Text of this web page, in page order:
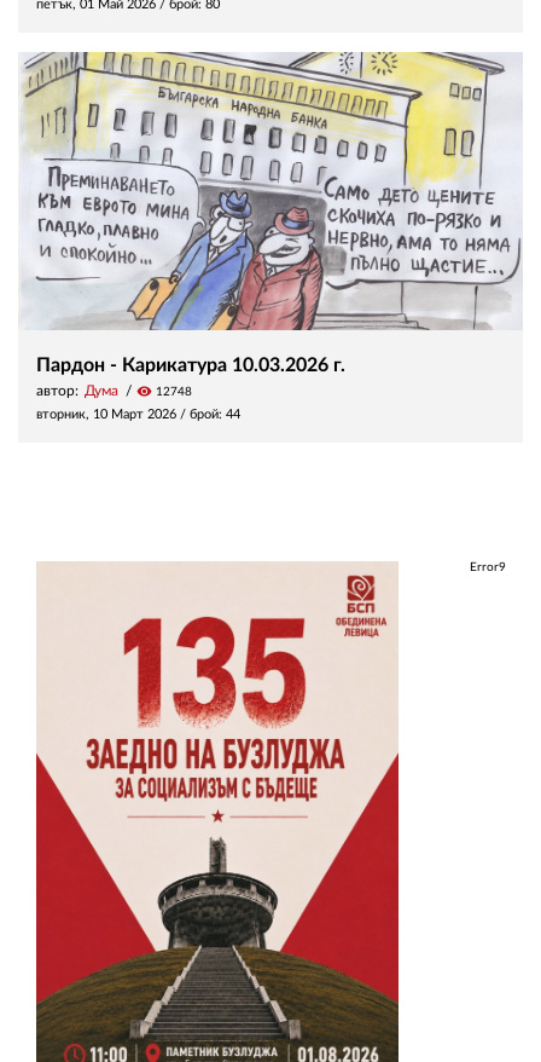
петък, 01 Май 2026 / брой: 80
Пардон - Карикатура 10.03.2026 г.
автор: Дума visibility 12748
вторник, 10 Март 2026 / брой: 44
Error9